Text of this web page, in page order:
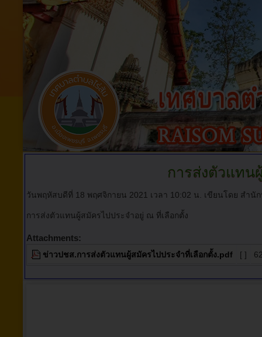
การส่งตัวแทน
วันพฤหัสบดีที่ 18 พฤศจิกายน 2021 เวลา 10:02 น. เขียนโดย สำนั
การส่งตัวแทนผู้สมัครไปประจำอยู่ ณ ที่เลือกตั้ง
Attachments:
ข่าวปชส.การส่งตัวแทนผู้สมัครไปประจำที่เลือกตั้ง.pdf [ ]